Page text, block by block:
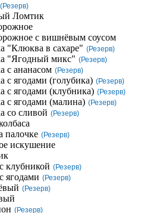
(Резерв)
Ломтик
с вишнёвым соусом
"Клюква в сахаре" (Резерв)
"Ягодный микс" (Резерв)
с ананасом (Резерв)
с ягодами (голубика) (Резерв)
с ягодами (клубника) (Резерв)
с ягодами (малина) (Резерв)
со сливой (Резерв)
палочке (Резерв)
искушение
клубникой (Резерв)
ягодами (Резерв)
(Резерв)
(Резерв)